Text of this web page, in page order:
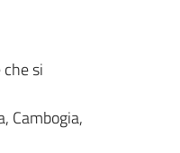
si
Cambogia,